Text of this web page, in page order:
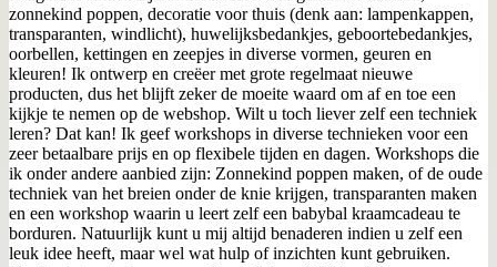
zonnekind poppen, decoratie voor thuis (denk aan: lampenkappen,
transparanten, windlicht), huwelijksbedankjes, geboortebedankjes,
oorbellen, kettingen en zeepjes in diverse vormen, geuren en
kleuren! Ik ontwerp en creëer met grote regelmaat nieuwe
producten, dus het blijft zeker de moeite waard om af en toe een
kijkje te nemen op de webshop. Wilt u toch liever zelf een techniek
leren? Dat kan! Ik geef workshops in diverse technieken voor een
zeer betaalbare prijs en op flexibele tijden en dagen. Workshops die
ik onder andere aanbied zijn: Zonnekind poppen maken, of de oude
techniek van het breien onder de knie krijgen, transparanten maken
en een workshop waarin u leert zelf een babybal kraamcadeau te
borduren. Natuurlijk kunt u mij altijd benaderen indien u zelf een
leuk idee heeft, maar wel wat hulp of inzichten kunt gebruiken.